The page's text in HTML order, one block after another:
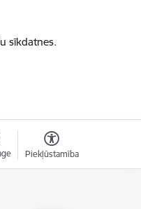
sīkdatnes.
Piekļūstamība